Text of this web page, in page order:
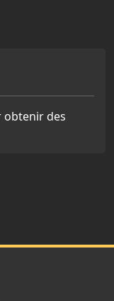
obtenir des